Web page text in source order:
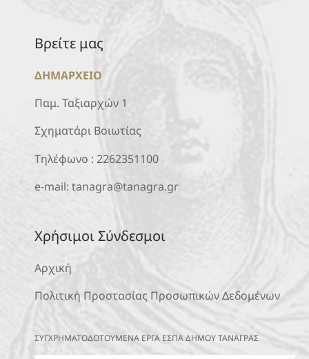
Βρείτε μας
ΔΗΜΑΡΧΕΙΟ
Παμ. Ταξιαρχών 1
Σχηματάρι Βοιωτίας
Τηλέφωνο : 2262351100
e-mail: tanagra@tanagra.gr
Χρήσιμοι Σύνδεσμοι
Αρχική
Πολιτική Προστασίας Προσωπικών Δεδομένων
ΣΥΓΧΡΗΜΑΤΟΔΟΤΟΥΜΕΝΑ ΕΡΓΑ ΕΣΠΑ ΔΗΜΟΥ ΤΑΝΑΓΡΑΣ